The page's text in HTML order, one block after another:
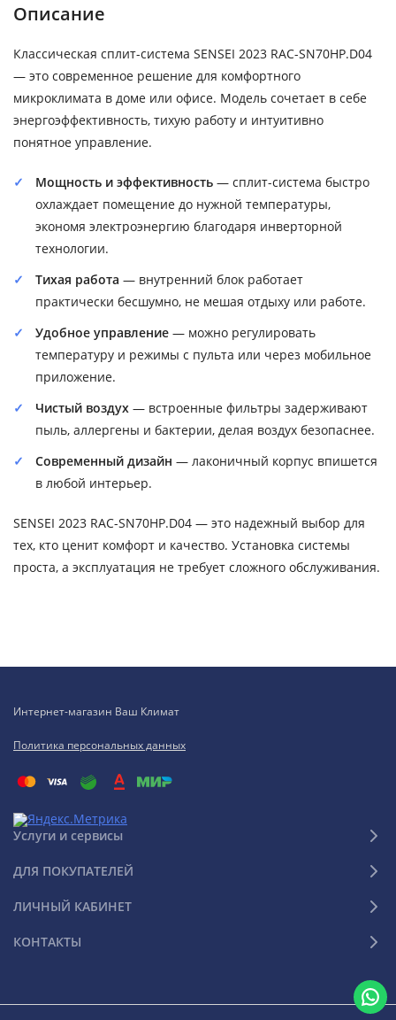
Описание
Классическая сплит-система SENSEI 2023 RAC-SN70HP.D04
— это современное решение для комфортного
микроклимата в доме или офисе. Модель сочетает в себе
энергоэффективность, тихую работу и интуитивно
понятное управление.
Мощность и эффективность — сплит-система быстро
охлаждает помещение до нужной температуры,
экономя электроэнергию благодаря инверторной
технологии.
Тихая работа — внутренний блок работает
практически бесшумно, не мешая отдыху или работе.
Удобное управление — можно регулировать
температуру и режимы с пульта или через мобильное
приложение.
Чистый воздух — встроенные фильтры задерживают
пыль, аллергены и бактерии, делая воздух безопаснее.
Современный дизайн — лаконичный корпус впишется
в любой интерьер.
SENSEI 2023 RAC-SN70HP.D04 — это надежный выбор для
тех, кто ценит комфорт и качество. Установка системы
проста, а эксплуатация не требует сложного обслуживания.
Интернет-магазин Ваш Климат
Политика персональных данных
Услуги и сервисы
ДЛЯ ПОКУПАТЕЛЕЙ
ЛИЧНЫЙ КАБИНЕТ
КОНТАКТЫ